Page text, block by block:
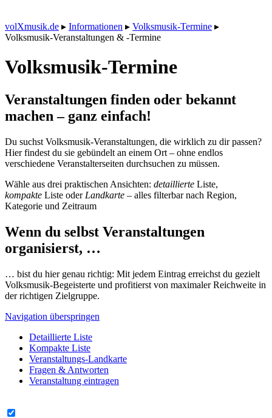
volXmusik.de ▸ Informationen ▸ Volksmusik-Termine ▸
Volksmusik-Veranstaltungen & -Termine
Volksmusik-Termine
Veranstaltungen finden oder bekannt
machen – ganz einfach!
Du suchst Volksmusik-Veranstaltungen, die wirklich zu dir passen?
Hier findest du sie gebündelt an einem Ort – ohne endlos
verschiedene Veranstalterseiten durchsuchen zu müssen.
Wähle aus drei praktischen Ansichten: detaillierte Liste,
kompakte Liste oder Landkarte – alles filterbar nach Region,
Kategorie und Zeitraum
Wenn du selbst Veranstaltungen
organisierst, …
… bist du hier genau richtig: Mit jedem Eintrag erreichst du gezielt
Volksmusik-Begeisterte und profitierst von maximaler Reichweite in
der richtigen Zielgruppe.
Navigation überspringen
Detaillierte Liste
Kompakte Liste
Veranstaltungs-Landkarte
Fragen & Antworten
Veranstaltung eintragen